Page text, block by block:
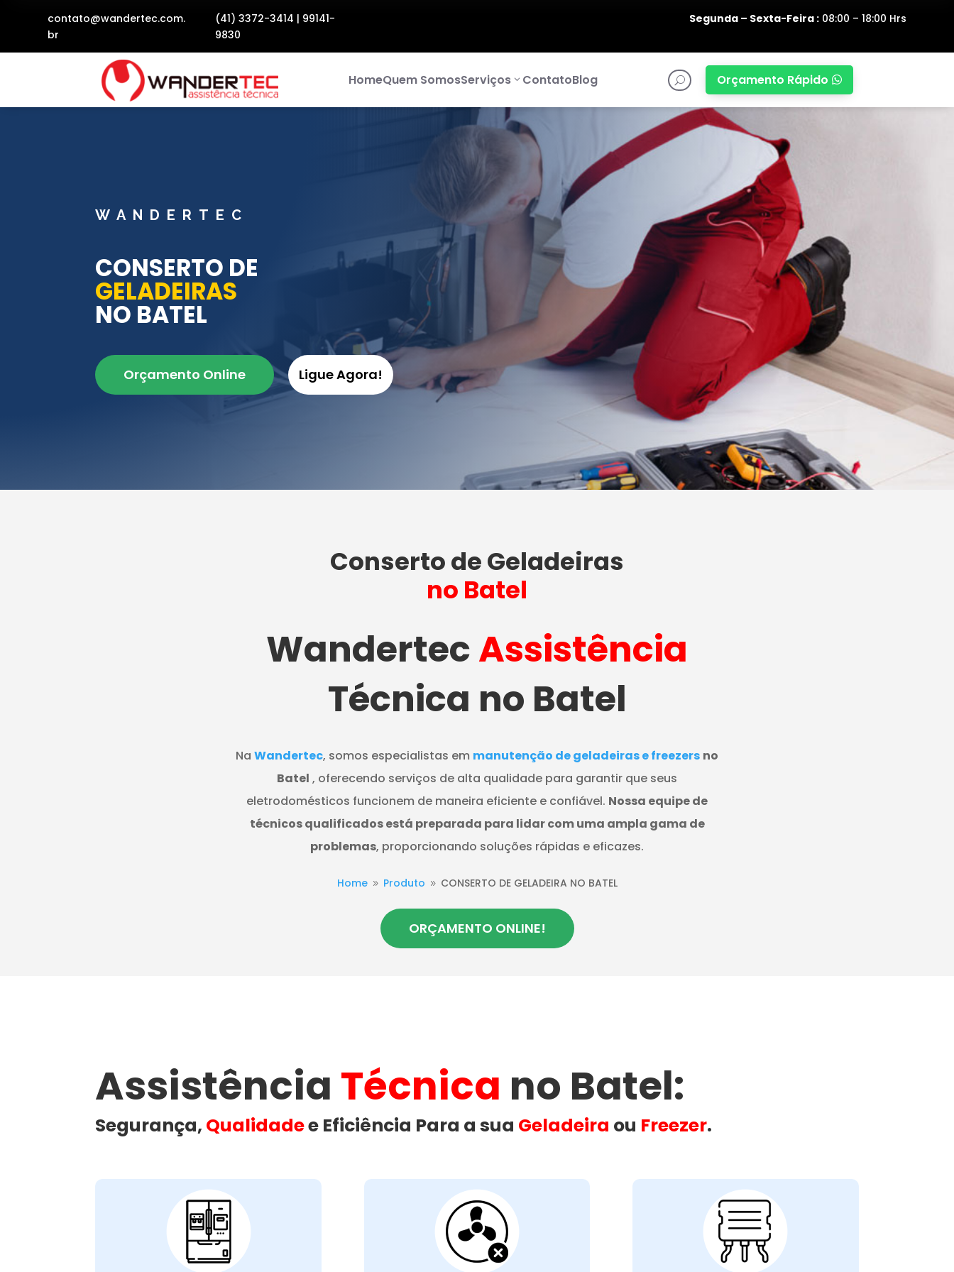
contato@wandertec.com.
br
(41) 3372-3414 | 99141-
9830
Segunda – Sexta-Feira :08:00 – 18:00 Hrs
HomeQuem SomosServiços ContatoBlog U Orçamento Rápido 
WANDERTEC
CONSERTO DE
GELADEIRAS
NO BATEL
Orçamento Online Ligue Agora!
Conserto de Geladeiras
no Batel
WandertecAssistência
Técnica no Batel
Na Wandertec, somos especialistas em manutenção de geladeiras e freezers no
Batel , oferecendo serviços de alta qualidade para garantir que seus
eletrodomésticos funcionem de maneira eficiente e confiável. Nossa equipe de
técnicos qualificados está preparada para lidar com uma ampla gama de
problemas, proporcionando soluções rápidas e eficazes.
Home 9 Produto 9 CONSERTO DE GELADEIRA NO BATEL
ORÇAMENTO ONLINE!
Assistência Técnica no Batel​:
Segurança, Qualidadee Eficiência Para a sua Geladeira ou Freezer.
Problemas Comuns
em Geladeiras:
Quando isso acontece, o impacto no seu
Ventilação da
Geladeira
Bloqueada:
Problemas com o
Motor do Ventilador
do Condensador: